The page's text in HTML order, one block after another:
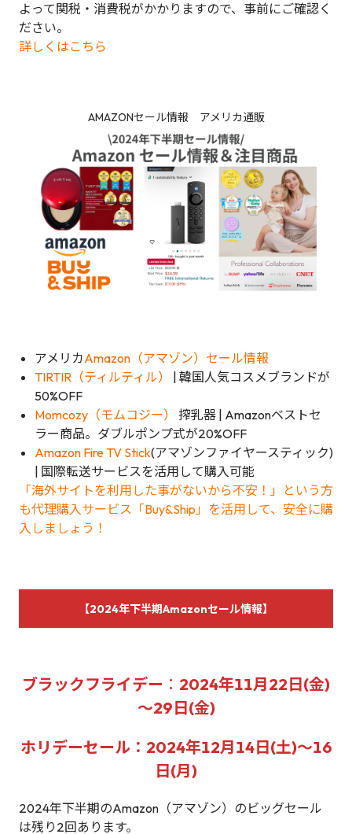
よって関税・消費税がかかりますので、事前にご確認く
ださい。
詳しくはこちら
AMAZONセール情報 アメリカ通販
アメリカAmazon（アマゾン）セール情報
TIRTIR（ティルティル）
| 韓国人気コスメブランドが
50%OFF
Momcozy（モムコジー）
搾乳器 | Amazonベストセ
ラー商品。ダブルポンプ式が20%OFF
Amazon Fire TV Stick(アマゾンファイヤースティック)
| 国際転送サービスを活用して購入可能
「海外サイトを利用した事がないから不安！」という方
も代理購入サービス「Buy&Ship」を活用して、安全に購
入しましょう！
【2024年下半期Amazonセール情報】
ブラックフライデー ： 2024年11月22日(金)
～29日(金)
ホリデーセール：2024年12月14日(土)～16
日(月)
2024年下半期のAmazon（アマゾン）のビッグセール
は残り2回あります。